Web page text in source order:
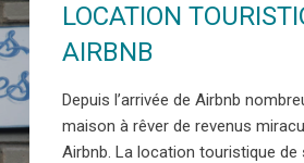
LOCATION
AIRBNB
Depuis l’arrivée de Airbnb
maison à rêver de revenus
Airbnb. La location touristique de